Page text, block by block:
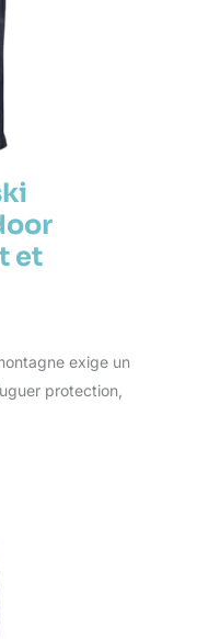
et
exige un
protection,